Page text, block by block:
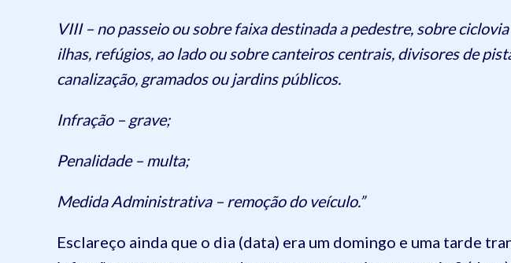
VIII – no passeio ou sobre faixa destinada a pedestre, sobre
ilhas, refúgios, ao lado ou sobre canteiros centrais, divisores de
canalização, gramados ou jardins públicos.
Infração – grave;
Penalidade – multa;
Medida Administrativa – remoção do veículo.”
Esclareço ainda que o dia (data) era um domingo e uma tarde